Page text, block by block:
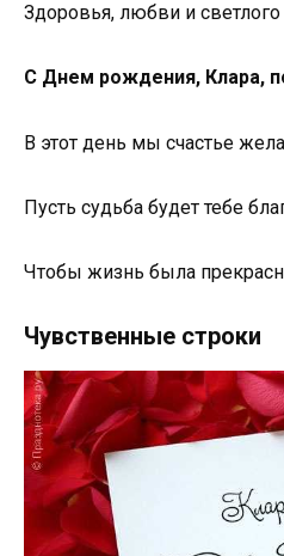
Здоровья, любви и светлого
С Днем рождения, Клара,
В этот день мы счастье
Пусть судьба будет тебе
Чтобы жизнь была
Чувственные строки